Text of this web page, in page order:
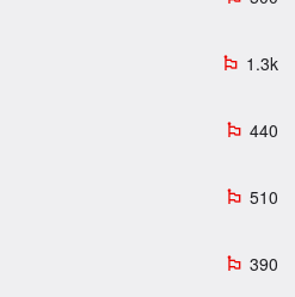
emoji_flags 1.3k
emoji_flags 440
emoji_flags 510
emoji_flags 390